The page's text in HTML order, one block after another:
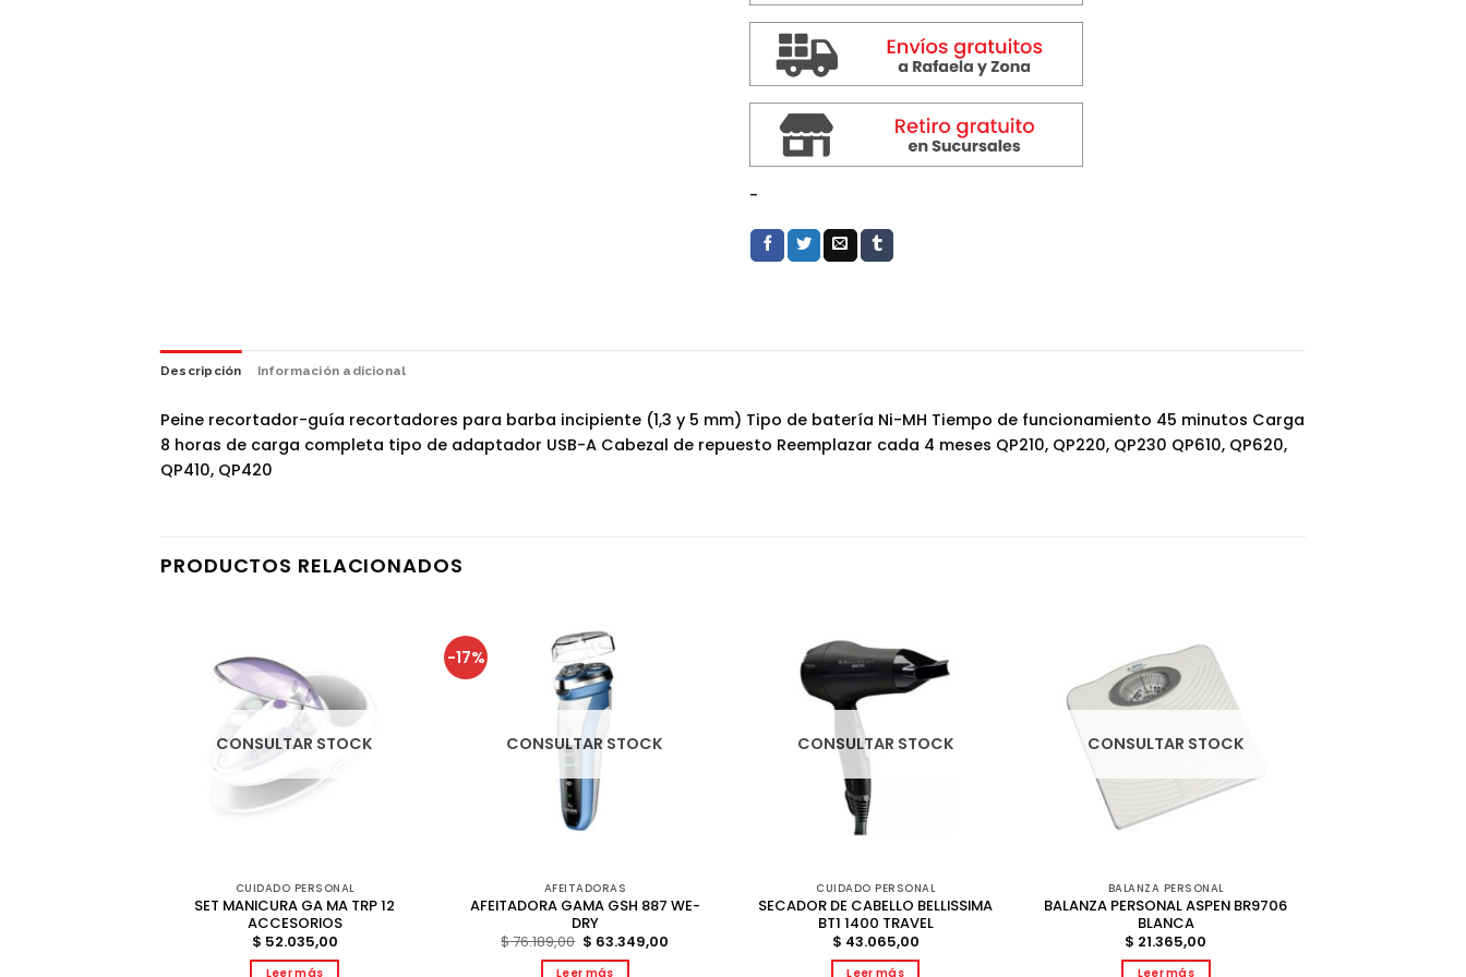
-
Descripción Información adicional
Peine recortador-guía recortadores para barba incipiente (1,3 y 5 mm) Tipo de batería Ni-MH Tiempo de funcionamiento 45 minutos Carga
8 horas de carga completa tipo de adaptador USB-A Cabezal de repuesto Reemplazar cada 4 meses QP210, QP220, QP230 QP610, QP620,
QP410, QP420
PRODUCTOS RELACIONADOS
CONSULTAR STOCK
CUIDADO PERSONAL
SET MANICURA GA MA TRP 12
ACCESORIOS
$ 52.035,00
Leer más
-17%
CONSULTAR STOCK
AFEITADORAS
AFEITADORA GAMA GSH 887 WE-
DRY
$76.189,00 El
precio
original
$ 63.349,00
Leer más
CONSULTAR STOCK
CUIDADO PERSONAL
SECADOR DE CABELLO BELLISSIMA
BT1 1400 TRAVEL
$ 43.065,00
Leer más
CONSULTAR STOCK
BALANZA PERSONAL
BALANZA PERSONAL ASPEN BR9706
BLANCA
$ 21.365,00
Leer más